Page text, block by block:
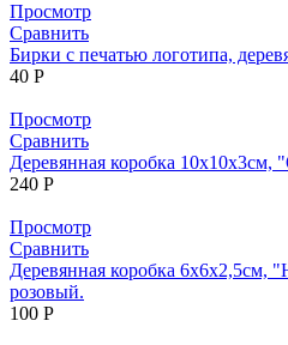
Просмотр
Сравнить
Бирки с печатью логотипа,
40 Р
Просмотр
Сравнить
Деревянная коробка
240 Р
Просмотр
Сравнить
Деревянная коробка 6х6х2,5см,
розовый.
100 Р